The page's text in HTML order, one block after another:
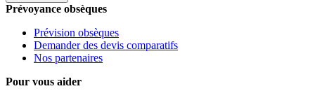
Prévoyance obsèques
Prévision obsèques
Demander des devis comparatifs
Nos partenaires
Pour vous aider